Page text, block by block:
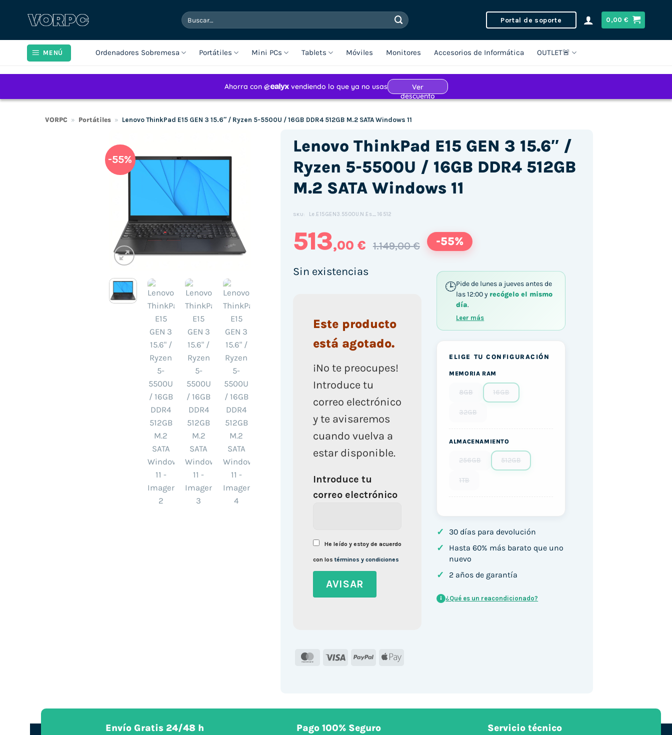
Buscar
por:
Portal de soporte 0,00€
MENÚ Ordenadores Sobremesa Portátiles Mini PCs Tablets Móviles Monitores Accesorios de Informática OUTLET🚨
VORPC » Portátiles » Lenovo ThinkPad E15 GEN 3 15.6″ / Ryzen 5-5500U / 16GB DDR4 512GB M.2 SATA Windows 11
-55%
Lenovo ThinkPad E15 GEN 3 15.6″ /
Ryzen 5-5500U / 16GB DDR4 512GB
M.2 SATA Windows 11
SKU: Le.E15GEN3.5500U.N.Es_16512
513,00 € 1.149,00 € -55%
Sin existencias
Este producto
está agotado.
¡No te preocupes!
Introduce tu
correo electrónico
y te avisaremos
cuando vuelva a
estar disponible.
Introduce tu
correo electrónico
He leído y estoy de acuerdo
con lostérminos y condiciones
MasterCard
Visa PayPal Apple
Pide de lunes a jueves antes de
las 12:00 y recógelo el mismo
día.
Leer más
ELIGE TU CONFIGURACIÓN
MEMORIA RAM
8GB 16GB
32GB
ALMACENAMIENTO
256GB 512GB
1TB
✓ 30 días para devolución
✓
Hasta 60% más barato que uno
nuevo
✓ 2 años de garantía
i ¿Qué es un reacondicionado?
Envío Gratis 24/48 h Pago 100% Seguro Servicio técnico